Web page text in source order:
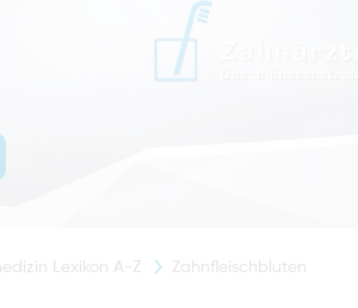
Lexikon A-Z Zahnfleischbluten